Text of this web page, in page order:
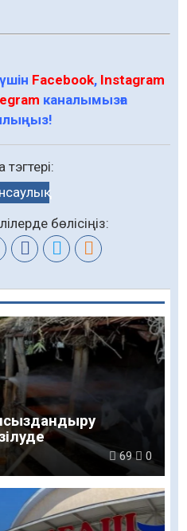
Facebook, Instagram
каналымызға
бөлісіңіз:
69 0